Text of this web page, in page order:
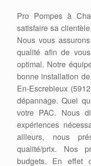
Pro Pompes à
satisfaire sa
Nous vous
qualité afin de
optimal. Notre
bonne installation
En-Escrebieux
dépannage. Quel
votre PAC. Nous
expériences
ailleurs, nous
qualité/prix. Nos
budgets. En effet